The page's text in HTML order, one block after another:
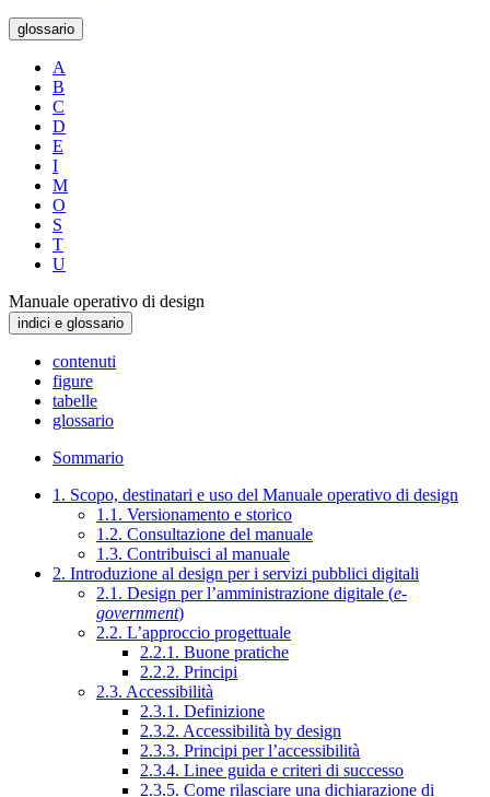
glossario
A
B
C
D
E
I
M
O
S
T
U
Manuale operativo di design
indici e glossario
contenuti
figure
tabelle
glossario
Sommario
1. Scopo, destinatari e uso del Manuale operativo di design
1.1. Versionamento e storico
1.2. Consultazione del manuale
1.3. Contribuisci al manuale
2. Introduzione al design per i servizi pubblici digitali
2.1. Design per l’amministrazione digitale (e-
government)
2.2. L’approccio progettuale
2.2.1. Buone pratiche
2.2.2. Principi
2.3. Accessibilità
2.3.1. Definizione
2.3.2. Accessibilità by design
2.3.3. Principi per l’accessibilità
2.3.4. Linee guida e criteri di successo
2.3.5. Come rilasciare una dichiarazione di